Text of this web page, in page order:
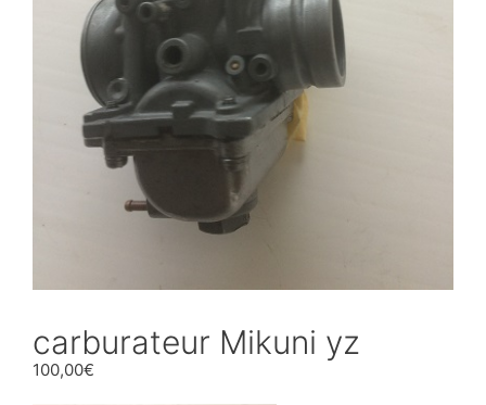
carburateur Mikuni yz
100,00€